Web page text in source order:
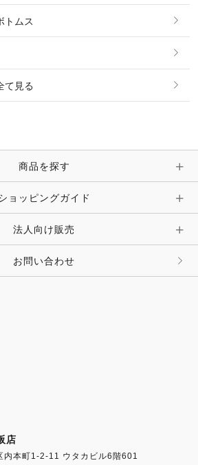
ワンピース
・ストール・スヌード
ース・革小物
ーム・ストラップ
サージュ
ー
トムス
て見る
商品を探す
ョッピングガイド
法人向け販売
お問い合わせ
店
内本町1-2-11 ウタカビル6階601